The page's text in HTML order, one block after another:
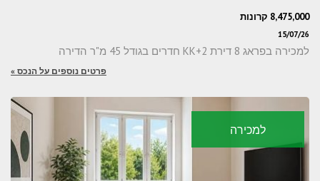
8,475,000 קרונות
15/07/26
למכירה בפראג 8 דירת 2+KK חדרים בגודל 45 מ"ר הדירה
פרטים נוספים על הנכס »
למכירה